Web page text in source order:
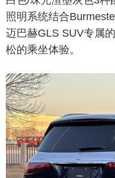
照明系统结合
迈巴赫GLS SUV专属
松的乘坐体验。